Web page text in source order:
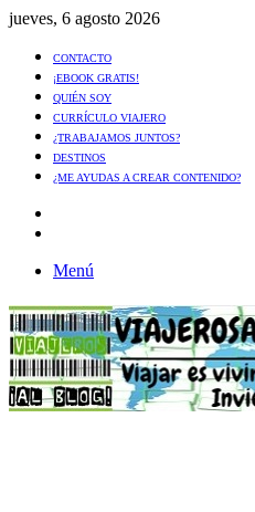
jueves, 6 agosto 2026
CONTACTO
¡EBOOK GRATIS!
QUIÉN SOY
CURRÍCULO VIAJERO
¿TRABAJAMOS JUNTOS?
DESTINOS
¿ME AYUDAS A CREAR CONTENIDO?
Menú